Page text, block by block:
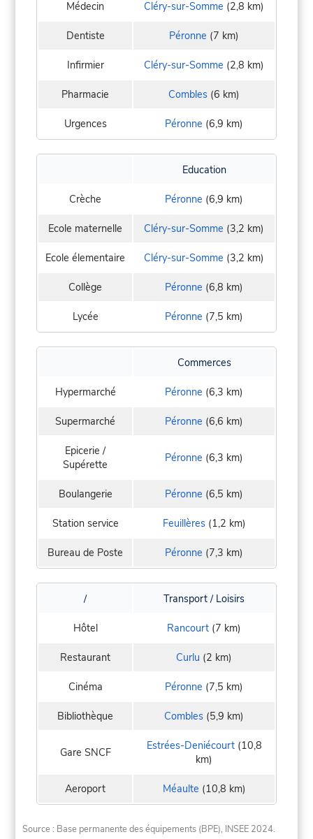
Médecin Cléry-sur-Somme (2,8 km)
Dentiste Péronne (7 km)
Infirmier Cléry-sur-Somme (2,8 km)
Pharmacie Combles (6 km)
Urgences Péronne (6,9 km)
Education
Crèche Péronne (6,9 km)
Ecole maternelle Cléry-sur-Somme (3,2 km)
Ecole élementaire Cléry-sur-Somme (3,2 km)
Collège Péronne (6,8 km)
Lycée Péronne (7,5 km)
Commerces
Hypermarché Péronne (6,3 km)
Supermarché Péronne (6,6 km)
Epicerie /
Supérette
Péronne (6,3 km)
Boulangerie Péronne (6,5 km)
Station service Feuillères(1,2 km)
Bureau de Poste Péronne (7,3 km)
/ Transport / Loisirs
Hôtel Rancourt (7 km)
Restaurant Curlu (2 km)
Cinéma Péronne (7,5 km)
Bibliothèque Combles (5,9 km)
Gare SNCF Estrées-Deniécourt(10,8
km)
Aeroport Méaulte (10,8 km)
Source : Base permanente des équipements (BPE), INSEE 2024.